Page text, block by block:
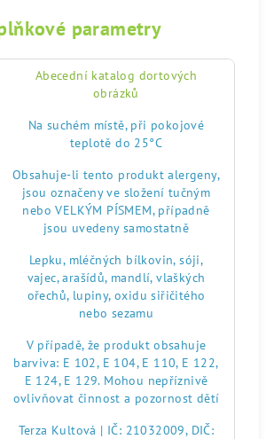
parametry
Abecední katalog dortových
obrázků
Na suchém místě, při pokojové
teplotě do 25°C
Obsahuje-li tento produkt alergeny,
jsou označeny ve složení tučným
nebo VELKÝM PÍSMEM, případně
jsou uvedeny samostatně
Lepku, mléčných bílkovin, sóji,
vajec, arašídů, mandlí, vlaškých
ořechů, lupiny, oxidu siřičitého
nebo sezamu
V případě, že produkt obsahuje
barviva: E 102, E 104, E 110, E 122,
E 124, E 129. Mohou nepříznivě
ovlivňovat činnost a pozornost dětí
Terza Kultová | IČ: 21032009, DIČ: